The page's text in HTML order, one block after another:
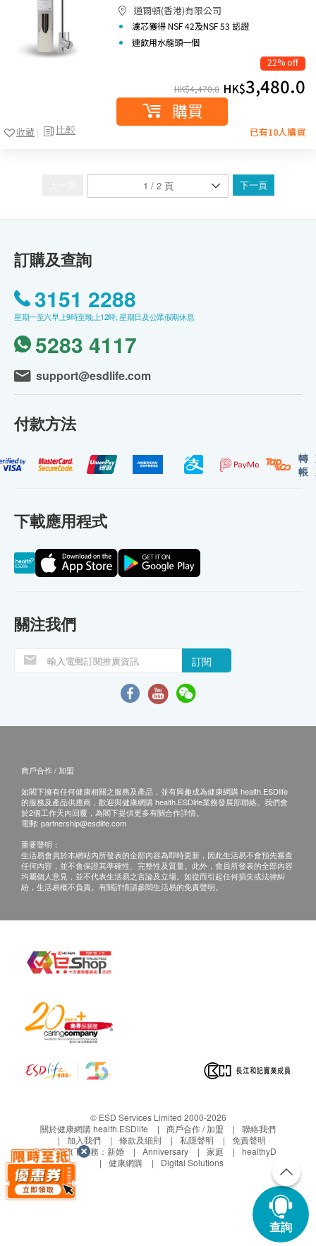
比較
收藏
道爾頓(香港)有限公司
濾芯獲得 NSF 42及NSF 53 認證
連飲用水龍頭一個
22% off
HK$4,470.0 HK$3,480.0
購買
已有10人購買
下一頁
訂購及查詢
3151 2288
星期一至六早上9時至晚上12時; 星期日及公眾假期休息
5283 4117
support@esdlife.com
付款方法
轉
帳
下載應用程式
關注我們
訂閱
商戶合作 / 加盟
如閣下擁有任何健康相關之服務及產品，並有興趣成為健康網購 health.ESDlife
的服務及產品供應商，歡迎與健康網購 health.ESDlife業務發展部聯絡。我們會
於2個工作天內回覆，為閣下提供更多有關合作詳情。
電郵: partnership@esdlife.com
重要聲明：
生活易會員於本網站內所發表的全部內容為即時更新，因此生活易不會預先審查
任何內容，並不會保證其準確性、完整性及質量。此外，會員所發表的全部內容
均屬個人意見，並不代表生活易之言論及立場。如從而引起任何損失或法律糾
紛，生活易概不負責。有關詳情請參閱生活易的免責聲明。
© ESD Services Limited 2000-2026
關於健康網購 health.ESDlife
商戶合作 / 加盟
聯絡我們
加入我們
條款及細則 私隱聲明
免責聲明
生活易旗下業務： 新婚 Anniversary 家庭
healthyD
健康網購
Digital Solutions
查詢